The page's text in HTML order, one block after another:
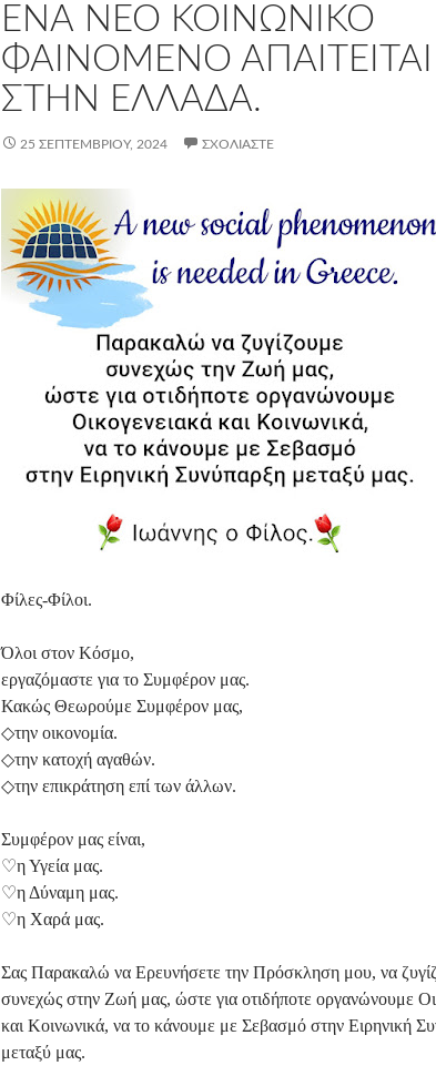
ΈΝΑ ΝΈΟ ΚΟΙΝΩΝΙΚΌ
ΦΑΙΝΌΜΕΝΟ ΑΠΑΙΤΕΊΤΑΙ
ΣΤΗΝ ΕΛΛΆΔΑ.
25 ΣΕΠΤΕΜΒΡΊΟΥ, 2024 ΣΧΟΛΙΆΣΤΕ
Φίλες-Φίλοι.
Όλοι στον Κόσμο,
εργαζόμαστε για το Συμφέρον μας.
Κακώς Θεωρούμε Συμφέρον μας,
◇την οικονομία.
◇την κατοχή αγαθών.
◇την επικράτηση επί των άλλων.
Συμφέρον μας είναι,
♡η Υγεία μας.
♡η Δύναμη μας.
♡η Χαρά μας.
Σας Παρακαλώ να Ερευνήσετε την Πρόσκληση μου, να
συνεχώς στην Ζωή μας, ώστε για οτιδήποτε οργανώνουμε
και Κοινωνικά, να το κάνουμε με Σεβασμό στην Ειρηνική
μεταξύ μας.